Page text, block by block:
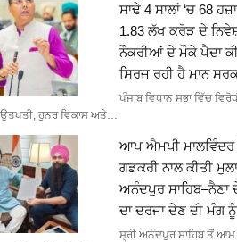
ਸਾਢੇ 4 ਸਾਲਾਂ ‘ਚ 68
1.83 ਲੱਖ ਕਰੋੜ ਦੇ
ਨੌਕਰੀਆਂ ਦੇ ਮੌਕੇ ਪੈਦਾ
ਸਿਰਜ ਰਹੀ ਹੈ ਮਾਨ
ਪੰਜਾਬ ਵਿਧਾਨ ਸਭਾ ਵਿੱਚ
ਉਤਪਤੀ, ਹੁਨਰ ਵਿਕਾਸ ਅਤੇ…
ਆਪ ਐਮਪੀ ਮਾਲਵਿੰਦਰ
ਗਡਕਰੀ ਨਾਲ ਕੀਤੀ
ਅਨੰਦਪੁਰ ਸਾਹਿਬ–ਨੈਣਾ
ਦਾ ਦਰਜਾ ਦੇਣ ਦੀ ਮੰਗ
ਸ੍ਰੀ ਅਨੰਦਪੁਰ ਸਾਹਿਬ ਤੋਂ